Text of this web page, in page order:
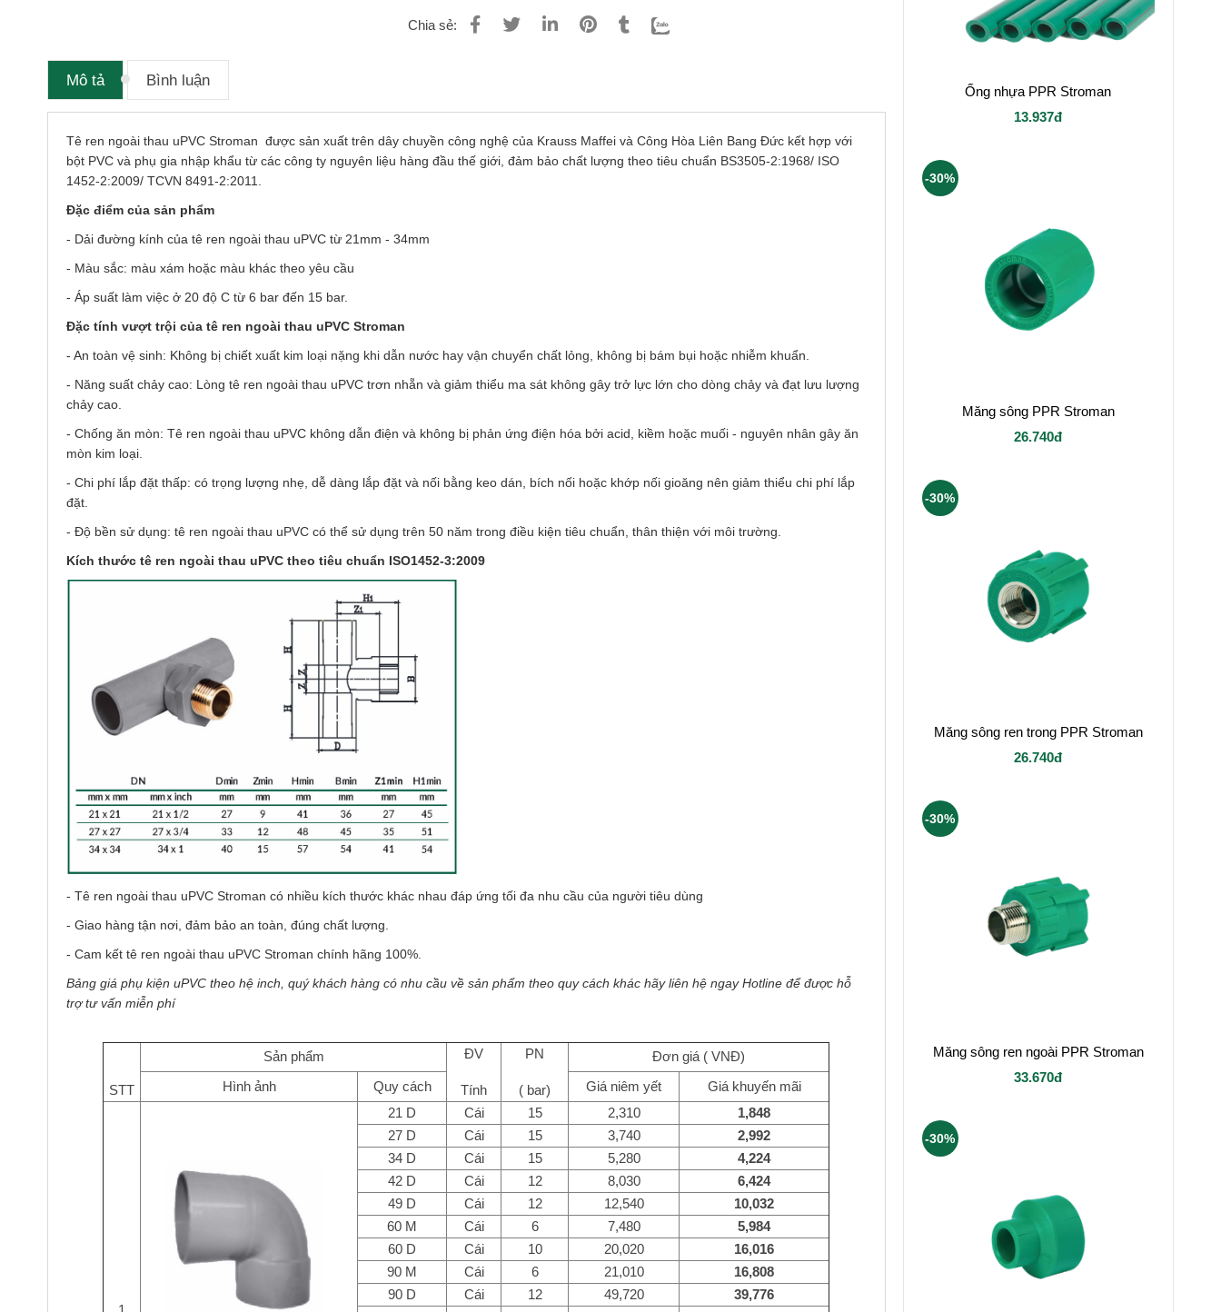
Chia sẻ:
Mô tả Bình luận
Tê ren ngoài thau uPVC Stroman được sản xuất trên dây chuyền công nghệ của Krauss Maffei và Công Hòa Liên Bang Đức kết hợp với
bột PVC và phụ gia nhập khẩu từ các công ty nguyên liệu hàng đầu thế giới, đảm bảo chất lượng theo tiêu chuẩn BS3505-2:1968/ ISO
1452-2:2009/ TCVN 8491-2:2011.
Đặc điểm của sản phẩm
- Dải đường kính của tê ren ngoài thau uPVC từ 21mm - 34mm
- Màu sắc: màu xám hoặc màu khác theo yêu cầu
- Áp suất làm việc ở 20 độ C từ 6 bar đến 15 bar.
Đặc tính vượt trội của tê ren ngoài thau uPVC Stroman
- An toàn vệ sinh: Không bị chiết xuất kim loại nặng khi dẫn nước hay vận chuyển chất lỏng, không bị bám bụi hoặc nhiễm khuẩn.
- Năng suất chảy cao: Lòng tê ren ngoài thau uPVC trơn nhẵn và giảm thiểu ma sát không gây trở lực lớn cho dòng chảy và đạt lưu lượng
chảy cao.
- Chống ăn mòn: Tê ren ngoài thau uPVC không dẫn điện và không bị phản ứng điện hóa bởi acid, kiềm hoặc muối - nguyên nhân gây ăn
mòn kim loại.
- Chi phí lắp đặt thấp: có trọng lượng nhẹ, dễ dàng lắp đặt và nối bằng keo dán, bích nối hoặc khớp nối gioăng nên giảm thiểu chi phí lắp
đặt.
- Độ bền sử dụng: tê ren ngoài thau uPVC có thể sử dụng trên 50 năm trong điều kiện tiêu chuẩn, thân thiện với môi trường.
Kích thước tê ren ngoài thau uPVC theo tiêu chuẩn ISO1452-3:2009
- Tê ren ngoài thau uPVC Stroman có nhiều kích thước khác nhau đáp ứng tối đa nhu cầu của người tiêu dùng
- Giao hàng tận nơi, đảm bảo an toàn, đúng chất lượng.
- Cam kết tê ren ngoài thau uPVC Stroman chính hãng 100%.
Bảng giá phụ kiện uPVC theo hệ inch, quý khách hàng có nhu cầu về sản phẩm theo quy cách khác hãy liên hệ ngay Hotline để được hỗ
trợ tư vấn miễn phí
STT
Sản phẩm ĐV
Tính
PN
( bar)
Đơn giá ( VNĐ)
Hình ảnh
Quy cách Giá niêm yết Giá khuyến mãi
21 D Cái 15 2,310
1,848
27 D
Cái 15 3,740
2,992
34 D
Cái 15 5,280
4,224
42 D
Cái 12 8,030
6,424
49 D
Cái 12 12,540
10,032
60 M
Cái 6 7,480
5,984
60 D
Cái 10 20,020
16,016
90 M
Cái 6 21,010
16,808
90 D
Cái 12 49,720
39,776
Ống nhựa PPR Stroman
13.937đ
Măng sông PPR Stroman
26.740đ
-30%
Măng sông ren trong PPR Stroman
26.740đ
-30%
Măng sông ren ngoài PPR Stroman
33.670đ
-30%
-30%